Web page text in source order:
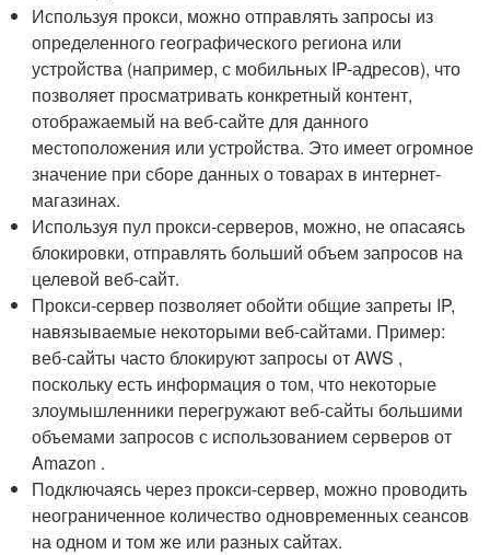
Используя прокси, можно отправлять запросы из
определенного географического региона или
устройства (например, с мобильных IP-адресов), что
позволяет просматривать конкретный контент,
отображаемый на веб-сайте для данного
местоположения или устройства. Это имеет огромное
значение при сборе данных о товарах в интернет-
магазинах.
Используя пул прокси-серверов, можно, не опасаясь
блокировки, отправлять больший объем запросов на
целевой веб-сайт.
Прокси-сервер позволяет обойти общие запреты IP,
навязываемые некоторыми веб-сайтами. Пример:
веб-сайты часто блокируют запросы от AWS ,
поскольку есть информация о том, что некоторые
злоумышленники перегружают веб-сайты большими
объемами запросов с использованием серверов от
Amazon .
Подключаясь через прокси-сервер, можно проводить
неограниченное количество одновременных сеансов
на одном и том же или разных сайтах.